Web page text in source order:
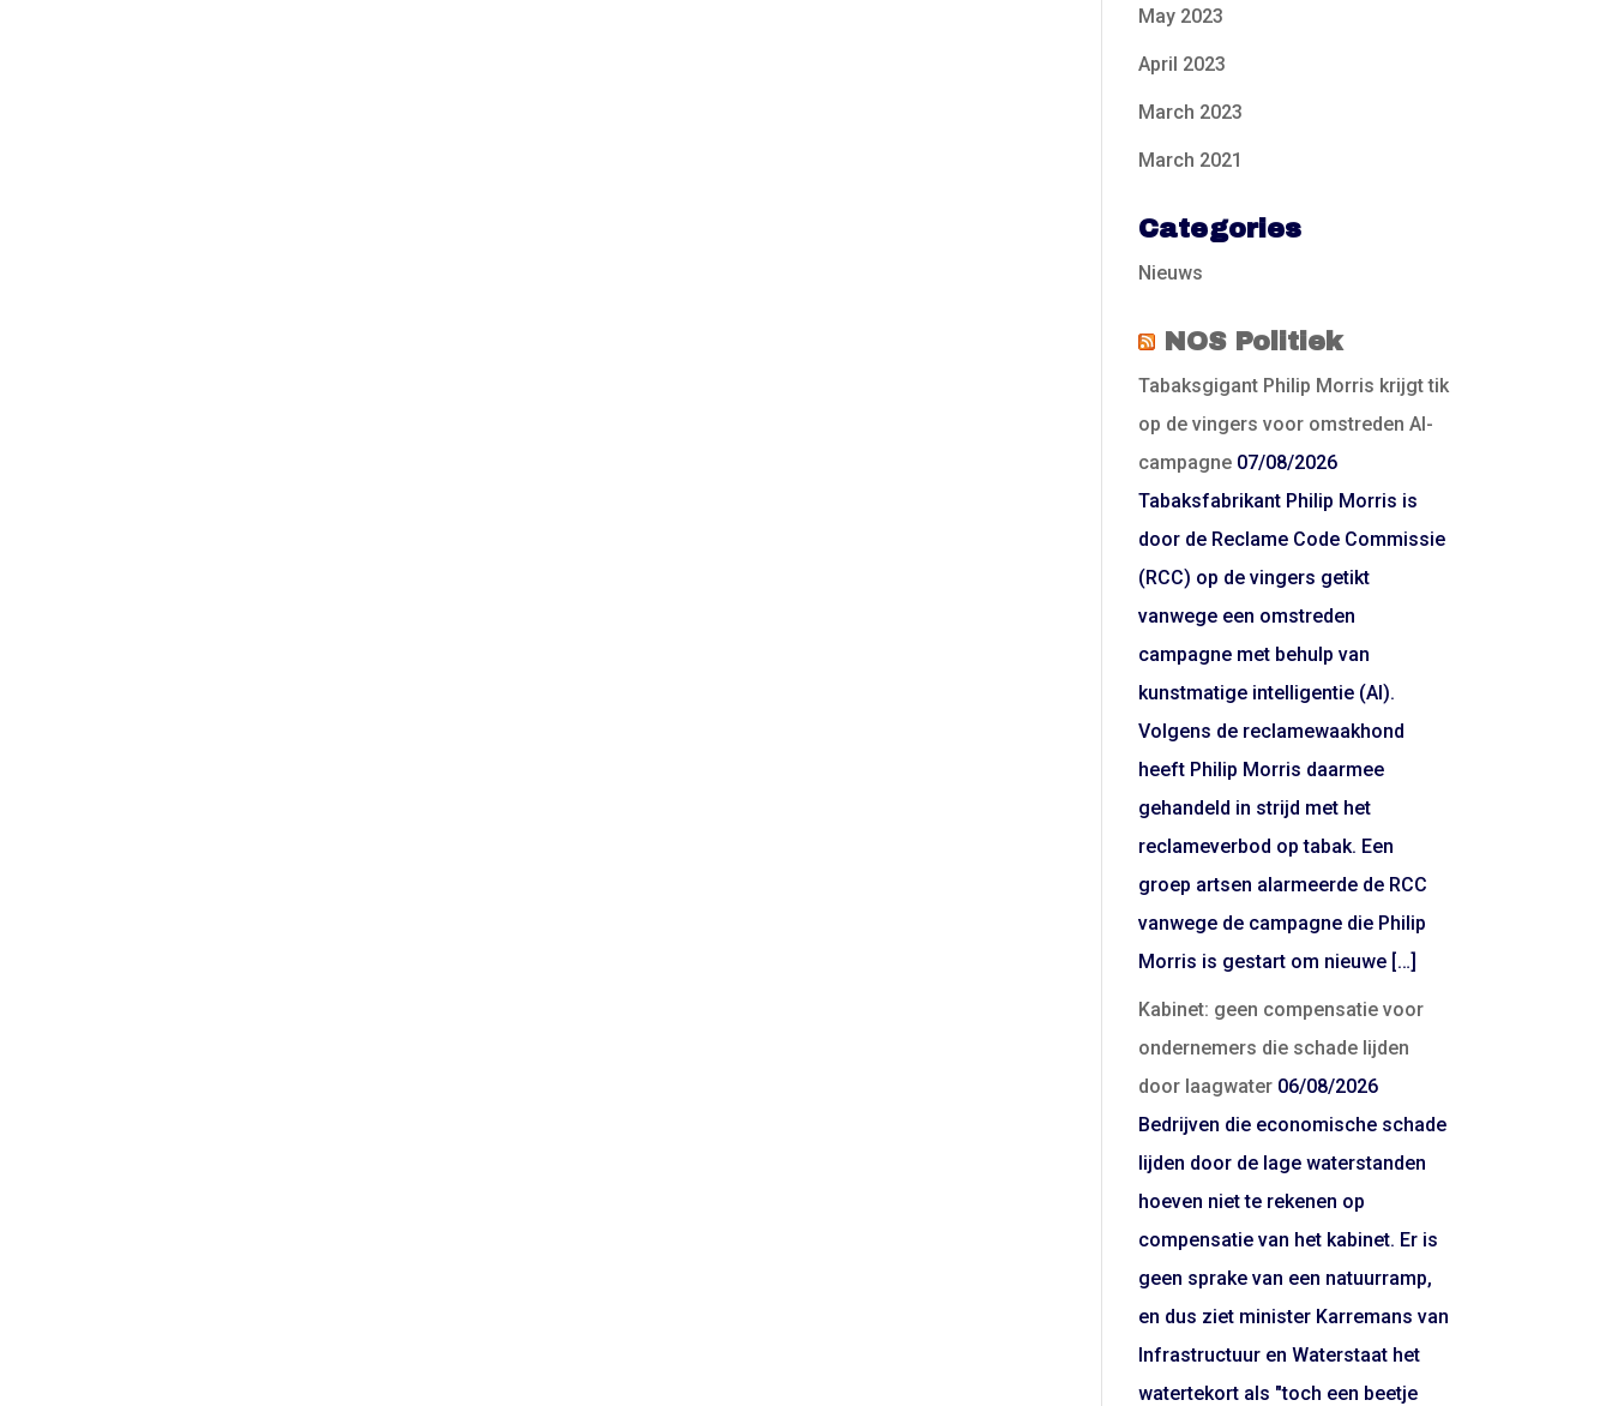
May 2023
April 2023
March 2023
March 2021
Categories
Nieuws
NOS Politiek
Tabaksgigant Philip Morris krijgt tik
op de vingers voor omstreden AI-
campagne 07/08/2026
Tabaksfabrikant Philip Morris is
door de Reclame Code Commissie
(RCC) op de vingers getikt
vanwege een omstreden
campagne met behulp van
kunstmatige intelligentie (AI).
Volgens de reclamewaakhond
heeft Philip Morris daarmee
gehandeld in strijd met het
reclameverbod op tabak. Een
groep artsen alarmeerde de RCC
vanwege de campagne die Philip
Morris is gestart om nieuwe […]
Kabinet: geen compensatie voor
ondernemers die schade lijden
door laagwater 06/08/2026
Bedrijven die economische schade
lijden door de lage waterstanden
hoeven niet te rekenen op
compensatie van het kabinet. Er is
geen sprake van een natuurramp,
en dus ziet minister Karremans van
Infrastructuur en Waterstaat het
watertekort als "toch een beetje